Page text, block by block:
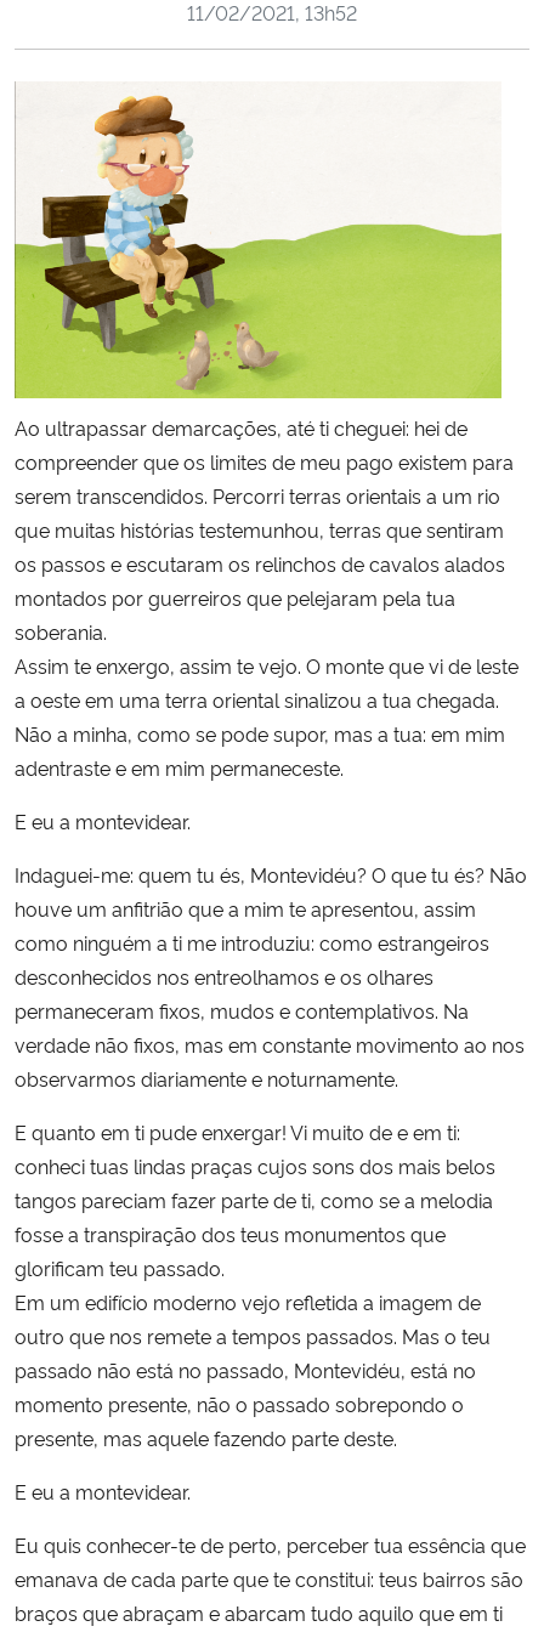
Ministério da Saúde
Ministério de Minas e Energia
Ministério da Ciência, Tecnologia, Inovações e Comunicações
Ministério do Meio Ambiente
Ministério do Turismo
Controladoria-Geral da União
Ministério da Mulher, da Família e dos Direitos Humanos
Secretaria-Geral
Secretaria de Governo
Gabinete de Segurança Institucional
Planalto
11/02/2021, 13h52
Ao ultrapassar demarcações, até ti cheguei: hei de
compreender que os limites de meu pago existem para
serem transcendidos. Percorri terras orientais a um rio
que muitas histórias testemunhou, terras que sentiram
os passos e escutaram os relinchos de cavalos alados
montados por guerreiros que pelejaram pela tua
soberania.
Assim te enxergo, assim te vejo. O monte que vi de leste
a oeste em uma terra oriental sinalizou a tua chegada.
Não a minha, como se pode supor, mas a tua: em mim
adentraste e em mim permaneceste.
E eu a montevidear.
Indaguei-me: quem tu és, Montevidéu? O que tu és? Não
houve um anfitrião que a mim te apresentou, assim
como ninguém a ti me introduziu: como estrangeiros
desconhecidos nos entreolhamos e os olhares
permaneceram fixos, mudos e contemplativos. Na
verdade não fixos, mas em constante movimento ao nos
observarmos diariamente e noturnamente.
E quanto em ti pude enxergar! Vi muito de e em ti:
conheci tuas lindas praças cujos sons dos mais belos
tangos pareciam fazer parte de ti, como se a melodia
fosse a transpiração dos teus monumentos que
glorificam teu passado.
Em um edifício moderno vejo refletida a imagem de
outro que nos remete a tempos passados. Mas o teu
passado não está no passado, Montevidéu, está no
momento presente, não o passado sobrepondo o
presente, mas aquele fazendo parte deste.
E eu a montevidear.
Eu quis conhecer-te de perto, perceber tua essência que
emanava de cada parte que te constitui: teus bairros são
braços que abraçam e abarcam tudo aquilo que em ti